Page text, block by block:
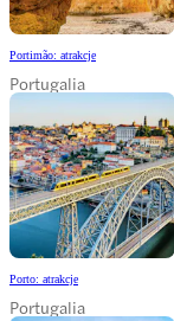
Portimão: atrakcje
Portugalia
Porto: atrakcje
Portugalia